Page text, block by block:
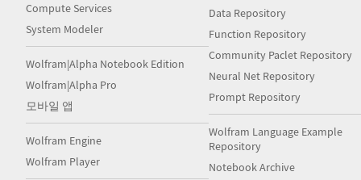
Compute Services
System Modeler
Wolfram|Alpha Notebook Edition
Wolfram|Alpha Pro
모바일 앱
Wolfram Engine
Wolfram Player
Data Repository
Function Repository
Community Paclet Repository
Neural Net Repository
Prompt Repository
Wolfram Language Example
Repository
Notebook Archive